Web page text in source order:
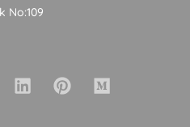
No:109